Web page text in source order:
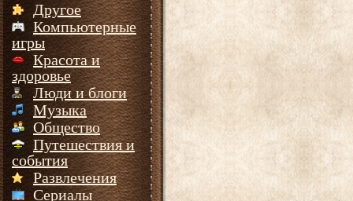
Другое
Компьютерные
игры
Красота и
здоровье
Люди и блоги
Музыка
Общество
Путешествия и
события
Развлечения
Сериалы